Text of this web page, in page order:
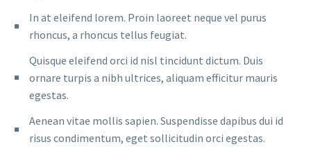
In at eleifend lorem. Proin laoreet neque vel purus
rhoncus, a rhoncus tellus feugiat.
Quisque eleifend orci id nisl tincidunt dictum. Duis
ornare turpis a nibh ultrices, aliquam efficitur mauris
egestas.
Aenean vitae mollis sapien. Suspendisse dapibus dui id
risus condimentum, eget sollicitudin orci egestas.